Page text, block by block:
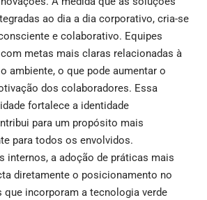
ao dia a dia corporativo, cria-se
e colaborativo. Equipes
metas mais claras relacionadas à
ambiente, o que pode aumentar o
dos colaboradores. Essa
fortalece a identidade
para um propósito mais
para todos os envolvidos.
internos, a adoção de práticas mais
diretamente o posicionamento no
que incorporam a tecnologia verde